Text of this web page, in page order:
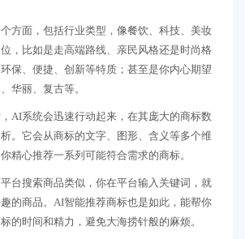
方面，包括行业类型，像餐饮、科技、美妆
，比如是走高端路线、亲民风格还是时尚格
保、便捷、创新等特质；甚至是你内心期望
华丽、复古等。
AI系统会迅速行动起来，在其庞大的商标数
。它会从商标的文字、图形、含义等多个维
精心推荐一系列可能符合需求的商标。
台搜索商品类似，你在平台输入关键词，就
的商品。AI智能推荐商标也是如此，能帮你
的时间和精力，避免大海捞针般的麻烦。